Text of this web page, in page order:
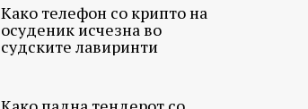
Како телефон со крипто на
осуденик исчезна во
судските лавиринти